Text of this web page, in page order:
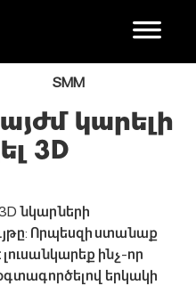
SMM
այժմ կարելի
3D
նկարների
Որպեսզի ստանաք
ինչ-որ
երկակի